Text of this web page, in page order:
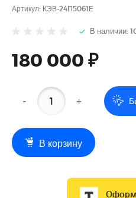
Артикул: КЭВ-24П5061Е
В наличии:
180 000 ₽
- +
В корзину